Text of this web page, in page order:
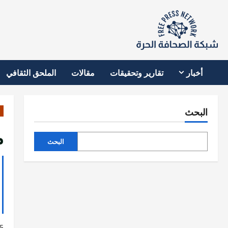
أخبار تقارير وتحقيقات مقالات الملحق الثقافي
البحث
البحث